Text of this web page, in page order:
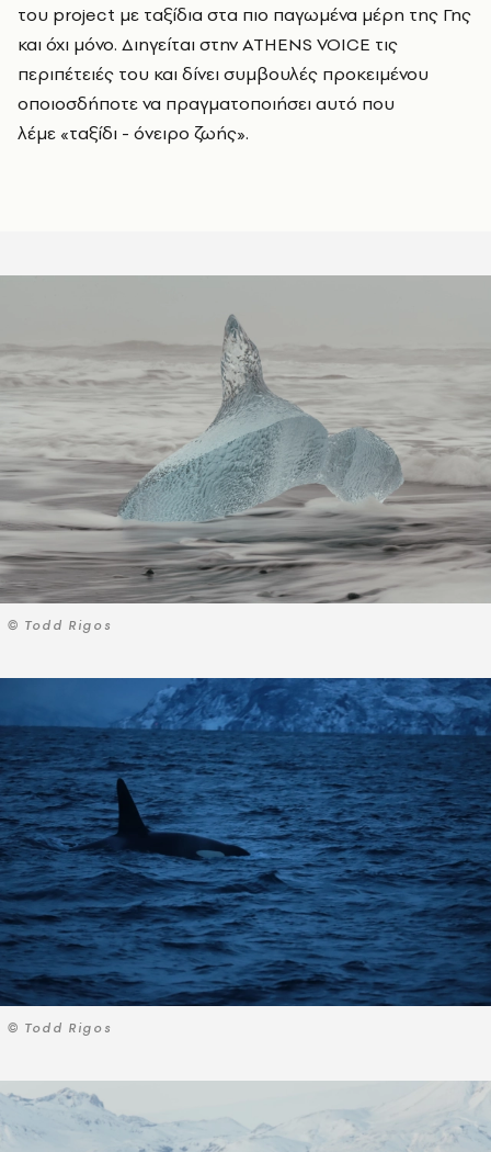
του project με ταξίδια στα πιο παγωμένα μέρη της Γης
και όχι μόνο. Διηγείται στην ATHENS VOICE τις
περιπέτειές του και δίνει συμβουλές προκειμένου
οποιοσδήποτε να πραγματοποιήσει αυτό που
λέμε «ταξίδι - όνειρο ζωής».
© Todd Rigos
© Todd Rigos